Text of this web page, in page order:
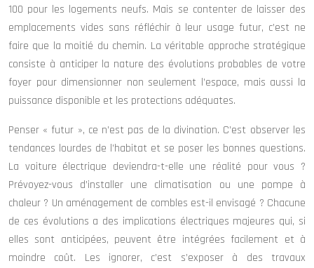
100 pour les logements neufs. Mais se contenter de laisser des
emplacements vides sans réfléchir à leur usage futur, c’est ne
faire que la moitié du chemin. La véritable approche stratégique
consiste à anticiper la nature des évolutions probables de votre
foyer pour dimensionner non seulement l’espace, mais aussi la
puissance disponible et les protections adéquates.
Penser « futur », ce n’est pas de la divination. C’est observer les
tendances lourdes de l’habitat et se poser les bonnes questions.
La voiture électrique deviendra-t-elle une réalité pour vous ?
Prévoyez-vous d’installer une climatisation ou une pompe à
chaleur ? Un aménagement de combles est-il envisagé ? Chacune
de ces évolutions a des implications électriques majeures qui, si
elles sont anticipées, peuvent être intégrées facilement et à
moindre coût. Les ignorer, c’est s’exposer à des travaux